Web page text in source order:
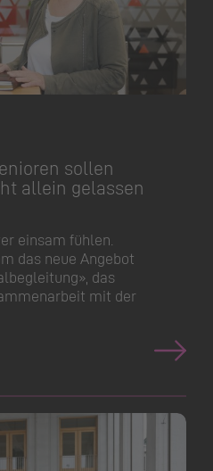
sollen
allein gelassen
einsam fühlen.
das neue Angebot
das
mit der